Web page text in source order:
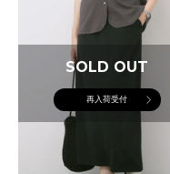
SOLD OUT
再入荷受付